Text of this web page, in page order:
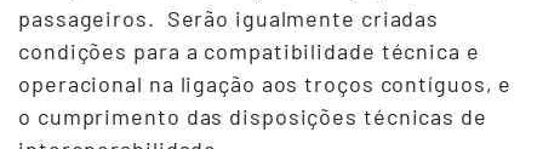
passageiros. Serão igualmente criadas
condições para a compatibilidade técnica e
operacional na ligação aos troços contíguos, e
o cumprimento das disposições técnicas de